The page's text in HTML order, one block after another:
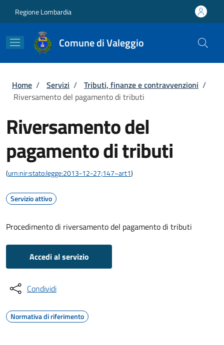
Regione Lombardia
Comune di Valeggio
Briciole di pane
Home / Servizi / Tributi, finanze e contravvenzioni /
Riversamento del pagamento di tributi
Riversamento del
pagamento di tributi
(urn:nir:stato:legge:2013-12-27;147~art1)
Servizio attivo
Procedimento di riversamento del pagamento di tributi
Accedi al servizio
Condividi
Normativa di riferimento